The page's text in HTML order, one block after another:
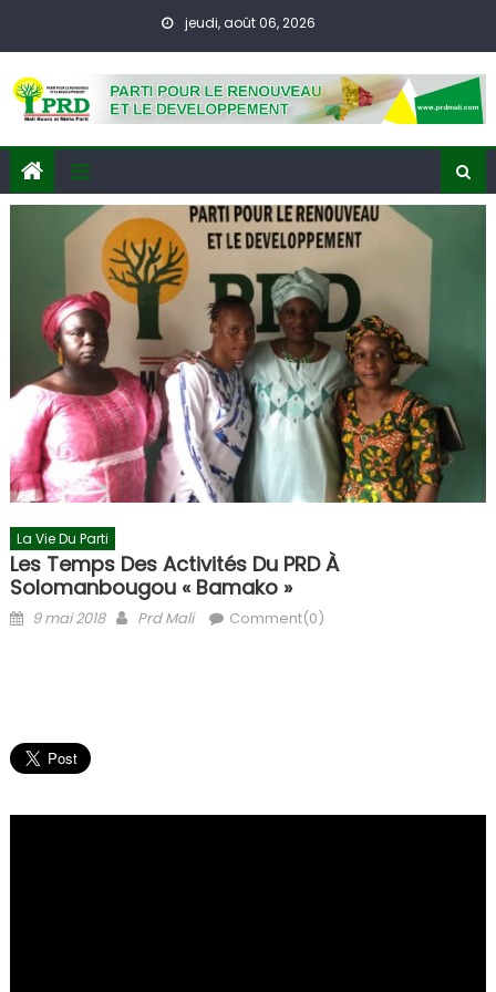
jeudi, août 06, 2026
La Vie Du Parti
Les Temps Des Activités Du PRD À
Solomanbougou « Bamako »
Posted
9 mai 2018 Author
Prd Mali Comment(0)